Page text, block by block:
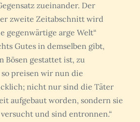
zueinander. Der
zweite Zeitabschnitt wird
gegenwärtige arge Welt“
Gutes in demselben gibt,
Bösen gestattet ist, zu
preisen wir nun die
nicht nur sind die Täter
aufgebaut worden, sondern sie
und sind entronnen.“